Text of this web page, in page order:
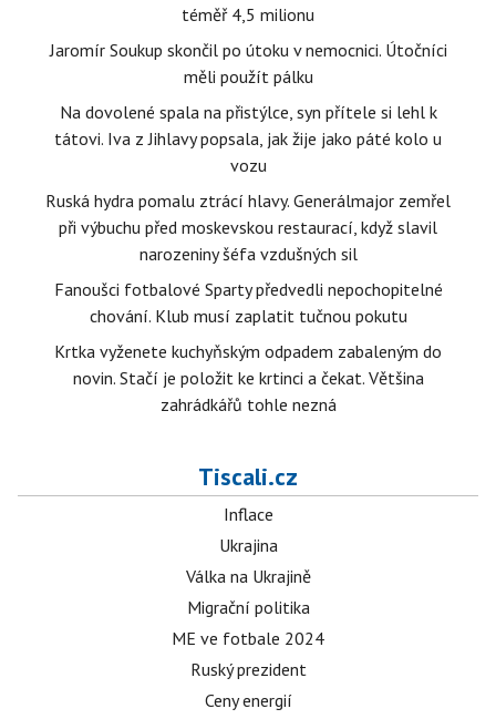
téměř 4,5 milionu
Jaromír Soukup skončil po útoku v nemocnici. Útočníci
měli použít pálku
Na dovolené spala na přistýlce, syn přítele si lehl k
tátovi. Iva z Jihlavy popsala, jak žije jako páté kolo u
vozu
Ruská hydra pomalu ztrácí hlavy. Generálmajor zemřel
při výbuchu před moskevskou restaurací, když slavil
narozeniny šéfa vzdušných sil
Fanoušci fotbalové Sparty předvedli nepochopitelné
chování. Klub musí zaplatit tučnou pokutu
Krtka vyženete kuchyňským odpadem zabaleným do
novin. Stačí je položit ke krtinci a čekat. Většina
zahrádkářů tohle nezná
Tiscali.cz
Inflace
Ukrajina
Válka na Ukrajině
Migrační politika
ME ve fotbale 2024
Ruský prezident
Ceny energií